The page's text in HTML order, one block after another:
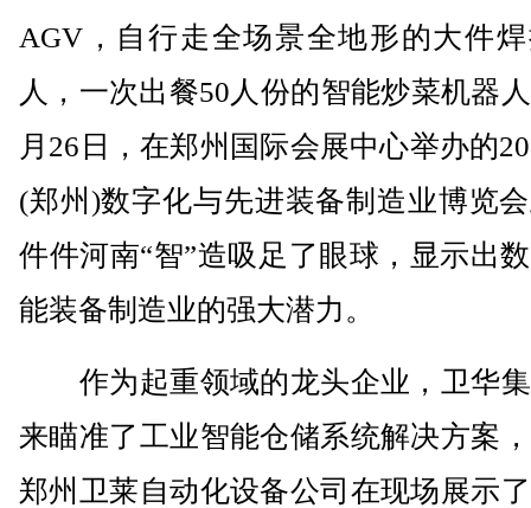
AGV，自行走全场景全地形的大件
人，一次出餐50人份的智能炒菜机器
月26日，在郑州国际会展中心举办的
(郑州)数字化与先进装备制造业博览
件件河南“智”造吸足了眼球，显示出
能装备制造业的强大潜力。
作为起重领域的龙头企业，卫华
来瞄准了工业智能仓储系统解决方案
郑州卫莱自动化设备公司在现场展示